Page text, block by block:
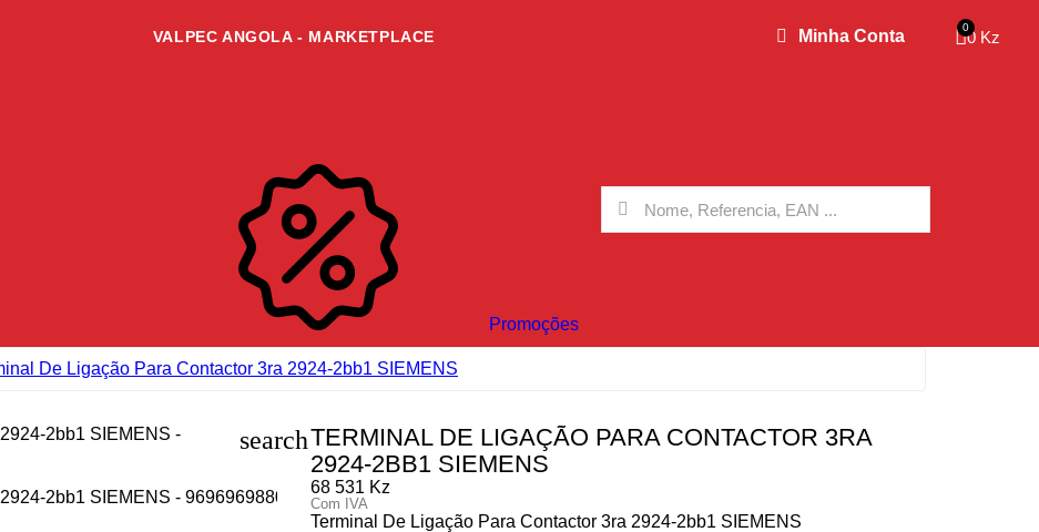
VALPEC ANGOLA - MARKETPLACE Minha Conta 0 Kz
Promoções
De Ligação Para Contactor 3ra 2924-2bb1 SIEMENS
searchTERMINAL DE LIGAÇÃO PARA CONTACTOR 3RA
2924-2BB1 SIEMENS
68 531 Kz
Com IVA
Terminal De Ligação Para Contactor 3ra 2924-2bb1 SIEMENS